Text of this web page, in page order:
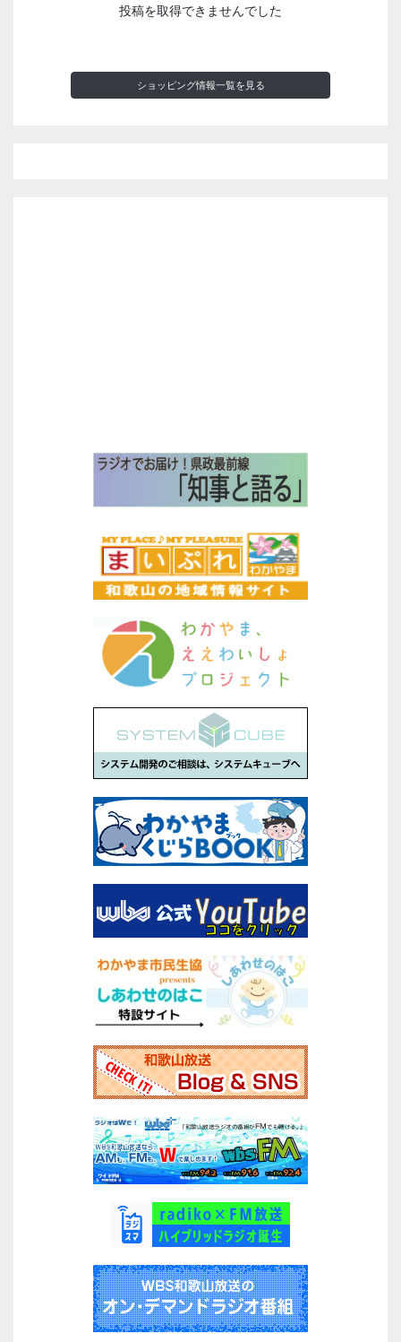
投稿を取得できませんでした
ショッピング情報一覧を見る